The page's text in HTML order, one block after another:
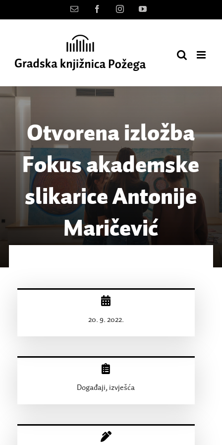
to
Kontakt FacebookInstagramYouTube
Otvorena izložba
Fokus akademske
slikarice Antonije
Maričević
20. 9. 2022.
Događaji, izvješća